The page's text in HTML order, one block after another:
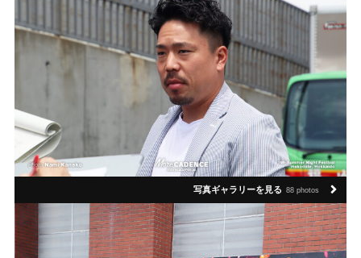
写真ギャラリーを見る 88 photos